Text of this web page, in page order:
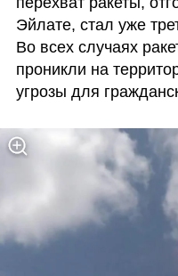
Эйлате, стал уже
Во всех случаях
проникли на
угрозы для